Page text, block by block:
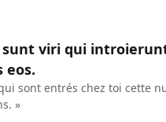
viri qui
eos.
sont entrés chez toi cette
»